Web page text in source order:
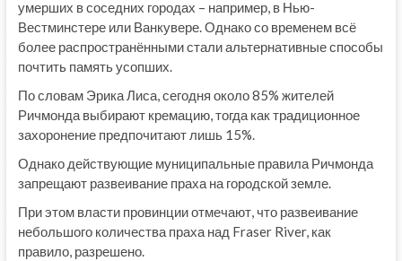
умерших в соседних городах – например, в Нью-
Вестминстере или Ванкувере. Однако со временем всё
более распространёнными стали альтернативные способы
почтить память усопших.
По словам Эрика Лиса, сегодня около 85% жителей
Ричмонда выбирают кремацию, тогда как традиционное
захоронение предпочитают лишь 15%.
Однако действующие муниципальные правила Ричмонда
запрещают развеивание праха на городской земле.
При этом власти провинции отмечают, что развеивание
небольшого количества праха над Fraser River, как
правило, разрешено.